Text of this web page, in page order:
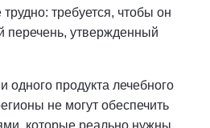
требуется, чтобы он
перечень, утвержденный
одного продукта лечебного
не могут обеспечить
которые реально нужны.